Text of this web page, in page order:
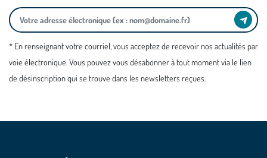
* En renseignant votre courriel, vous acceptez de recevoir nos actualités par
voie électronique. Vous pouvez vous désabonner à tout moment via le lien
de désinscription qui se trouve dans les newsletters reçues.